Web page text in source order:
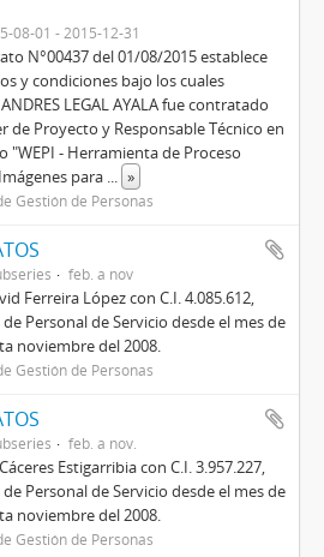
08-01 - 2015-12-31
N°00437 del 01/08/2015 establece
y condiciones bajo los cuales
LEGAL AYALA fue contratado
de Proyecto y Responsable Técnico en
"WEPI - Herramienta de Proceso
para ... »
Gestión de Personas
feb. a nov
Ferreira López con C.I. 4.085.612,
Personal de Servicio desde el mes de
noviembre del 2008.
Gestión de Personas
feb. a nov.
Estigarribia con C.I. 3.957.227,
Personal de Servicio desde el mes de
noviembre del 2008.
Gestión de Personas